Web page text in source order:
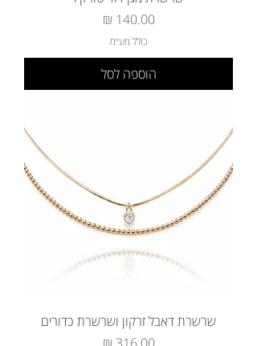
מחיר‏140.00 ‏₪
כולל מע״מ
הוספה לסל
שרשרת דאבל זרקון ושרשרת כדורים
מחיר